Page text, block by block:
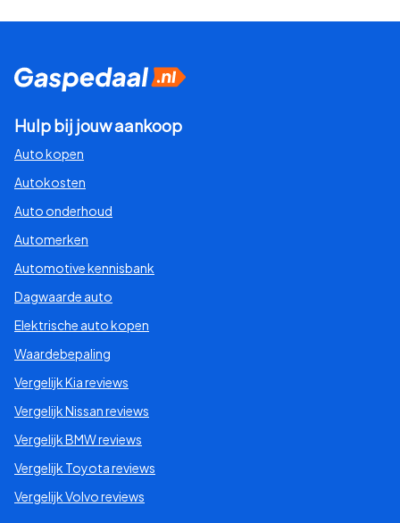
Hulp bij jouw aankoop
Auto kopen
Autokosten
Auto onderhoud
Automerken
Automotive kennisbank
Dagwaarde auto
Elektrische auto kopen
Waardebepaling
Vergelijk Kia reviews
Vergelijk Nissan reviews
Vergelijk BMW reviews
Vergelijk Toyota reviews
Vergelijk Volvo reviews